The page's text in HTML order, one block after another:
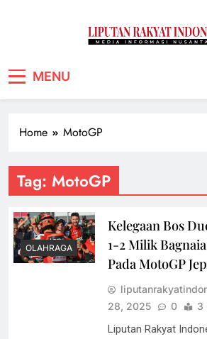
Indonesia
MENU
Home MotoGP
Tag: MotoGP
OLAHRAGA
Kelegaan Bos
1-2 Milik
Pada MotoGP
28, 2025
0 3
Liputan Rakyat